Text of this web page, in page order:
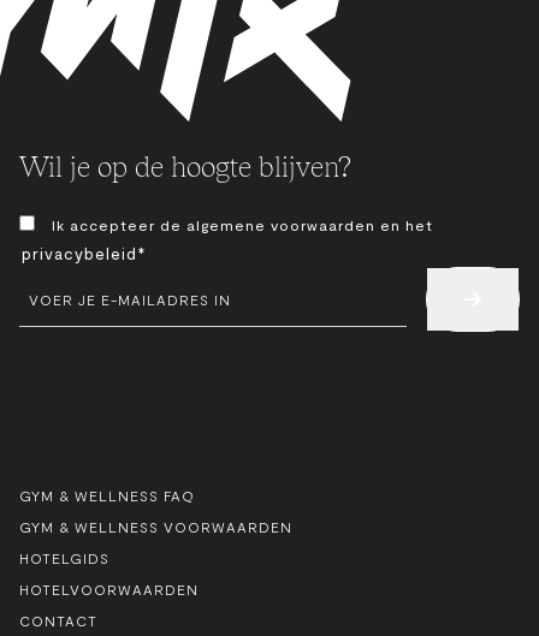
Wil je op de hoogte blijven?
TOESTEMMING
Ik accepteer de algemene voorwaarden en het
privacybeleid*
E-
MAIL
GYM & WELLNESS FAQ
GYM & WELLNESS VOORWAARDEN
HOTELGIDS
HOTELVOORWAARDEN
CONTACT